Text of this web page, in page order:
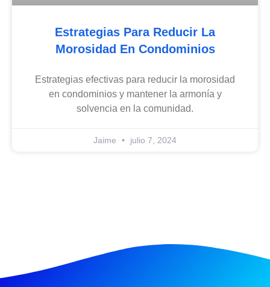
Estrategias Para Reducir La
Morosidad En Condominios
Estrategias efectivas para reducir la morosidad
en condominios y mantener la armonía y
solvencia en la comunidad.
Jaime julio 7, 2024